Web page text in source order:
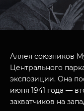
Аллея союзников
Центрального
экспозиции. Она
июня 1941 года —
захватчиков на